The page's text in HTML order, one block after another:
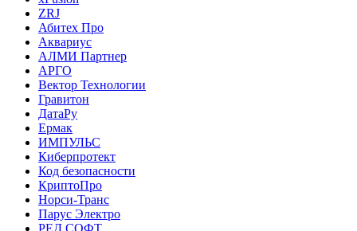
ZRJ
Абитех Про
Аквариус
АЛМИ Партнер
АРГО
Вектор Технологии
Гравитон
ДатаРу
Ермак
ИМПУЛЬС
Киберпротект
Код безопасности
КриптоПро
Норси-Транс
Парус Электро
РЕД СОФТ